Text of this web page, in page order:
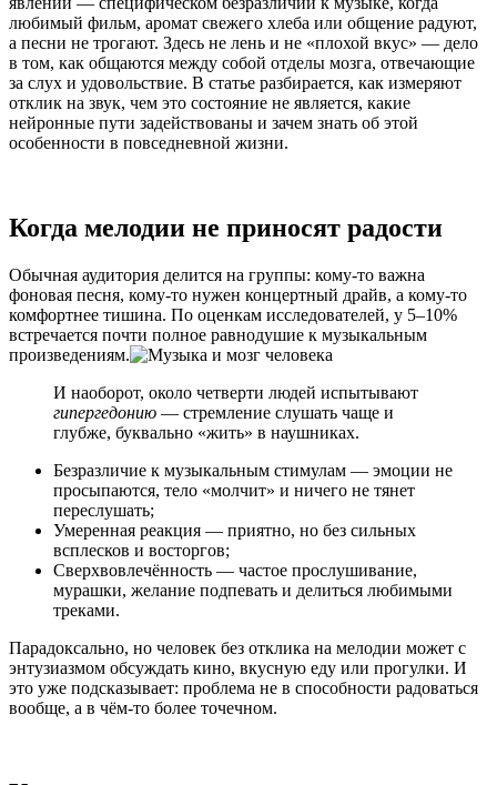
любимый фильм, аромат свежего хлеба или общение радуют,
а песни не трогают. Здесь не лень и не «плохой вкус» — дело
в том, как общаются между собой отделы мозга, отвечающие
за слух и удовольствие. В статье разбирается, как измеряют
отклик на звук, чем это состояние не является, какие
нейронные пути задействованы и зачем знать об этой
особенности в повседневной жизни.
Когда мелодии не приносят радости
Обычная аудитория делится на группы: кому-то важна
фоновая песня, кому-то нужен концертный драйв, а кому-то
комфортнее тишина. По оценкам исследователей, у 5–10%
встречается почти полное равнодушие к музыкальным
произведениям.
И наоборот, около четверти людей испытывают
гипергедонию — стремление слушать чаще и
глубже, буквально «жить» в наушниках.
Безразличие к музыкальным стимулам — эмоции не
просыпаются, тело «молчит» и ничего не тянет
переслушать;
Умеренная реакция — приятно, но без сильных
всплесков и восторгов;
Сверхвовлечённость — частое прослушивание,
мурашки, желание подпевать и делиться любимыми
треками.
Парадоксально, но человек без отклика на мелодии может с
энтузиазмом обсуждать кино, вкусную еду или прогулки. И
это уже подсказывает: проблема не в способности радоваться
вообще, а в чём-то более точечном.